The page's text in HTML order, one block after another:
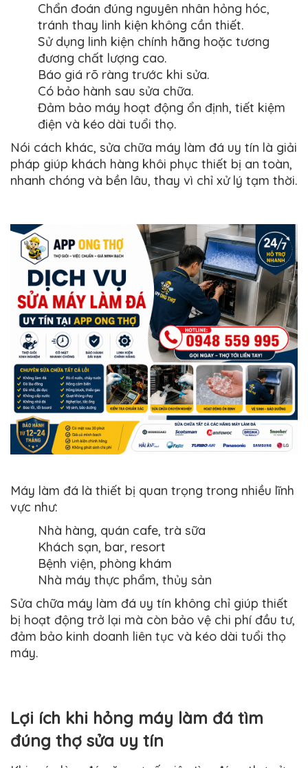
Chẩn đoán đúng nguyên nhân hỏng hóc,
tránh thay linh kiện không cần thiết.
Sử dụng linh kiện chính hãng hoặc tương
đương chất lượng cao.
Báo giá rõ ràng trước khi sửa.
Có bảo hành sau sửa chữa.
Đảm bảo máy hoạt động ổn định, tiết kiệm
điện và kéo dài tuổi thọ.
Nói cách khác, sửa chữa máy làm đá uy tín là giải
pháp giúp khách hàng khôi phục thiết bị an toàn,
nhanh chóng và bền lâu, thay vì chỉ xử lý tạm thời.
Máy làm đá là thiết bị quan trọng trong nhiều lĩnh
vực như:
Nhà hàng, quán cafe, trà sữa
Khách sạn, bar, resort
Bệnh viện, phòng khám
Nhà máy thực phẩm, thủy sản
Sửa chữa máy làm đá uy tín không chỉ giúp thiết
bị hoạt động trở lại mà còn bảo vệ chi phí đầu tư,
đảm bảo kinh doanh liên tục và kéo dài tuổi thọ
máy.
Lợi ích khi hỏng máy làm đá tìm
đúng thợ sửa uy tín